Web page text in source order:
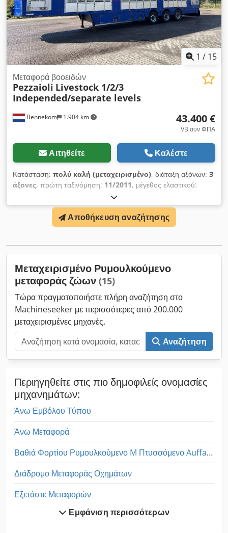
1 / 15
Bennekom 1.904 km
Μεταφορά βοοειδών
Pezzaioli Livestock 1/2/3
Independed/separate levels
43.400 €
VB συν ΦΠΑ
Αιτηθείτε Καλέστε
Κατάσταση: πολύ καλή (μεταχειρισμένο), διάταξη αξόνων: 3
άξονες, πρώτη ταξινόμηση: 11/2011, μέγεθος ελαστικού:
, Έτος κατασκευής:
Ξεχωριστό δάπεδο/σύστημα με δύο κυλίνδρους Αυτόνομη
λειτουργία Τηλεχειριστήριο Csdpfx Afeyxw A Tetsha =
Περισσότερες πληροφορίες = Μέγεθος ελαστικών: 385/55/22.5
65% Κενό βάρος: 10.800 kg Τεχνική κατάσταση: πολύ καλή
Οπτική κατάσταση: πολύ καλή
Αποθήκευση αναζήτησης
Μεταχειρισμένο Ρυμουλκούμενο
μεταφοράς ζώων (15)
Τώρα πραγματοποιήστε πλήρη αναζήτηση στο
Machineseeker με περισσότερες από 200.000
μεταχειρισμένες μηχανές.
Αναζήτηση
Περιηγηθείτε στις πιο δημοφιλείς ονομασίες
μηχανημάτων:
Άνω Εμβόλου Τύπου
Άνω Μεταφορά
Βαθιά Φορτίου Ρυμουλκούμενο M Πτυσσόμενο Auffahrr
Διάδρομο Μεταφοράς Οχημάτων
Εξετάστε Μεταφορών
Ζουμπάδες Και ΜήτρεςΕμφάνιση περισσότερων